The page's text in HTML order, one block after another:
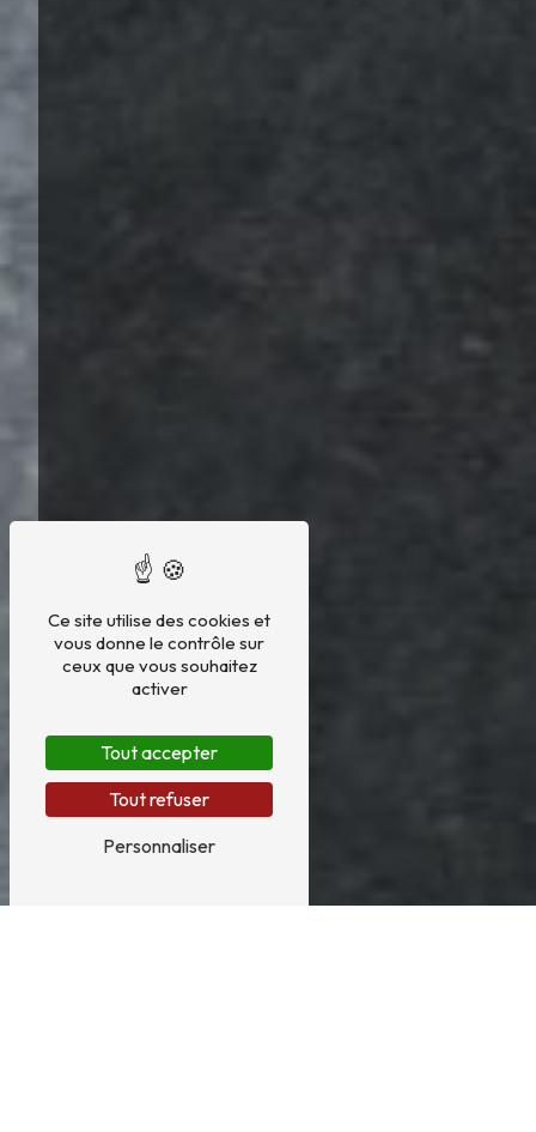
Ce site utilise des cookies et
vous donne le contrôle sur
ceux que vous souhaitez
activer
Tout accepter
Tout refuser
Personnaliser